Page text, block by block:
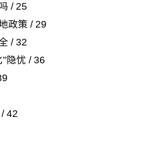
/ 25
政策 / 29
/ 32
隐忧 / 36
/ 42